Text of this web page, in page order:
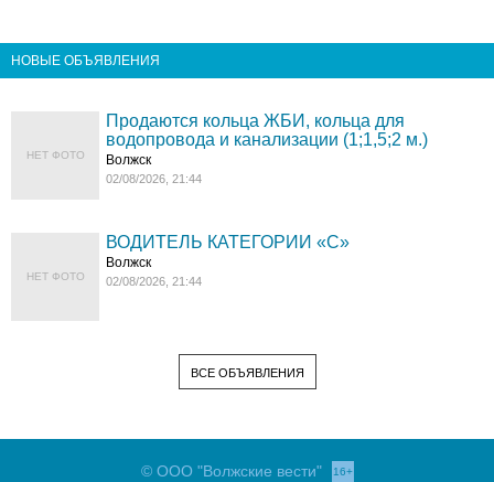
НОВЫЕ ОБЪЯВЛЕНИЯ
НЕТ ФОТО
Продаются кольца ЖБИ, кольца для
водопровода и канализации (1;1,5;2 м.)
Волжск
02/08/2026, 21:44
НЕТ ФОТО
ВОДИТЕЛЬ КАТЕГОРИИ «C»
Волжск
02/08/2026, 21:44
ВСЕ ОБЪЯВЛЕНИЯ
© ООО "Волжские вести" 16+